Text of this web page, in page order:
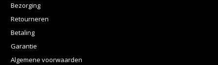
Bezorging
Retourneren
Betaling
Garantie
Algemene voorwaarden